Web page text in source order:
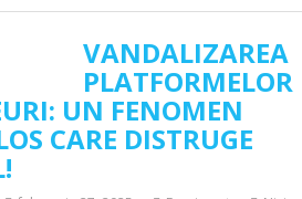
VANDALIZAREA
PLATFORMELOR
UN FENOMEN
CARE DISTRUGE